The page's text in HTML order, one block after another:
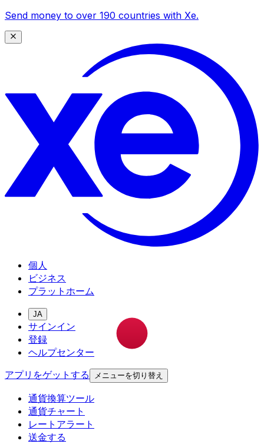
Send money to over 190 countries with Xe.
個人
ビジネス
プラットホーム
JA
サインイン
登録
ヘルプセンター
アプリをゲットする
メニューを切り替え
通貨換算ツール
通貨チャート
レートアラート
送金する